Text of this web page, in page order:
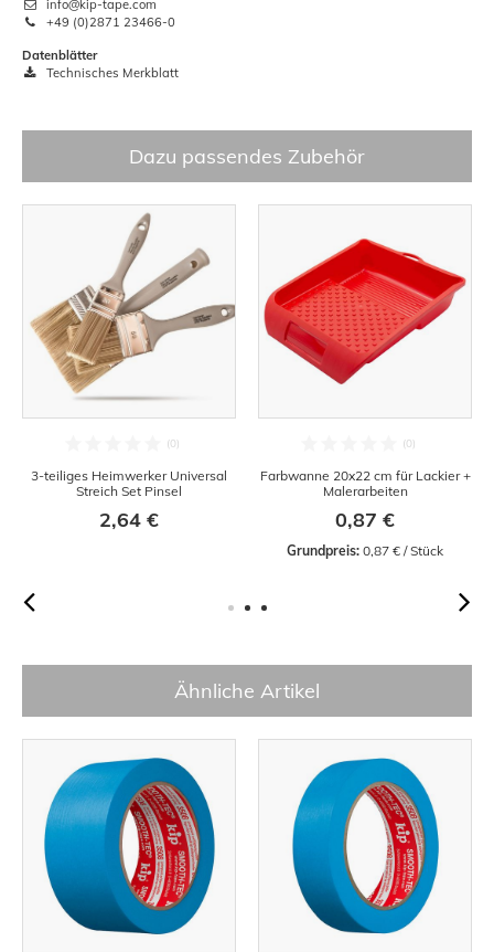
info@kip-tape.com
+49 (0)2871 23466-0
Datenblätter
Technisches Merkblatt
Dazu passendes Zubehör
3-teiliges Heimwerker Universal
Streich Set Pinsel
2,64 €
Farbwanne 20x22 cm für Lackier +
Malerarbeiten
0,87 €
Grundpreis: 0,87 € / Stück
Ähnliche Artikel